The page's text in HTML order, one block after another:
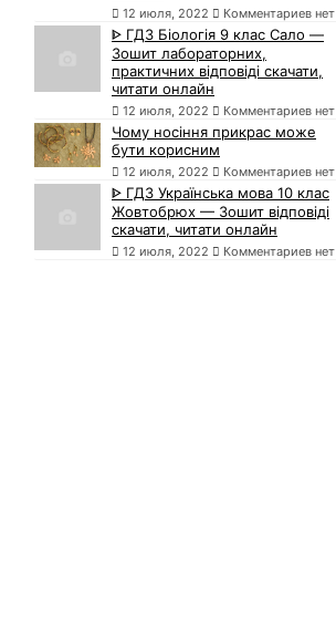
12 июля, 2022 Комментариев нет
ᐈ ГДЗ Біологія 9 клас Сало —
Зошит лабораторних,
практичних відповіді скачати,
читати онлайн
12 июля, 2022 Комментариев нет
Чому носіння прикрас може
бути корисним
12 июля, 2022 Комментариев нет
ᐈ ГДЗ Українська мова 10 клас
Жовтобрюх — Зошит відповіді
скачати, читати онлайн
12 июля, 2022 Комментариев нет